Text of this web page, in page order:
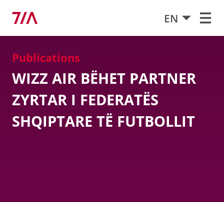
EN
Publications
WIZZ AIR BËHET PARTNER
ZYRTAR I FEDERATËS
SHQIPTARE TË FUTBOLLIT